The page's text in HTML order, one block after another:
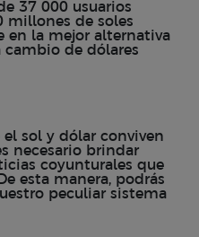
37 000 usuarios
millones de soles
en la mejor alternativa
cambio de dólares
sol y dólar conviven
necesario brindar
coyunturales que
esta manera, podrás
peculiar sistema